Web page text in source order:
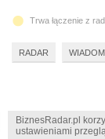
BiznesRadar.pl
ustawieniami
Trwa łączenie z
RADAR